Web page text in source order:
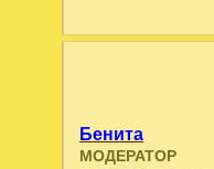
Бенита
МОДЕРАТОР